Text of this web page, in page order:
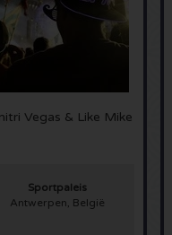
Vegas & Like Mike
Sportpaleis
Antwerpen, België